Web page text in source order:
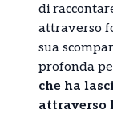
di
attraverso
sua
profonda
che ha
attraverso